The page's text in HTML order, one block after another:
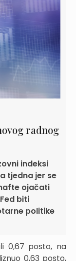
radnog
indeksi
tjedna jer se
ojačati
biti
politike
0,67 posto, na
0,63 posto,